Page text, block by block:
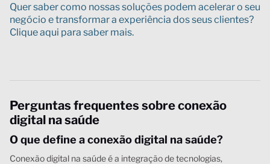
Quer saber como nossas soluções podem acelerar o seu
negócio e transformar a experiência dos seus clientes?
Clique aqui para saber mais.
Perguntas frequentes sobre conexão
digital na saúde
O que define a conexão digital na saúde?
Conexão digital na saúde é a integração de tecnologias,